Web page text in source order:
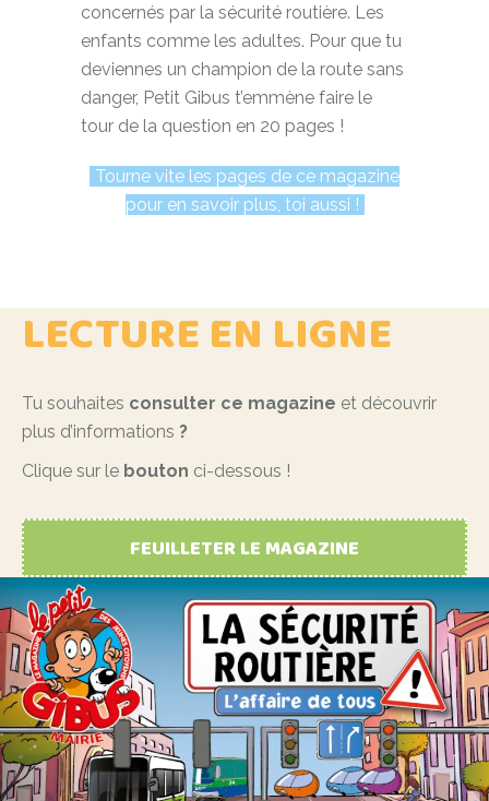
concernés par la sécurité routière. Les
enfants comme les adultes. Pour que tu
deviennes un champion de la route sans
danger, Petit Gibus t’emmène faire le
tour de la question en 20 pages !
Tourne vite les pages de ce magazine
pour en savoir plus, toi aussi !
LECTURE EN LIGNE
Tu souhaites consulter ce magazine et découvrir
plus d’informations ?
Clique sur le bouton ci-dessous !
FEUILLETER LE MAGAZINE